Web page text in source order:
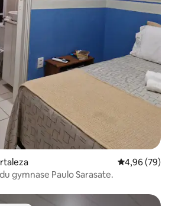
Évaluation
4,96 (79)
gymnase Paulo Sarasate.